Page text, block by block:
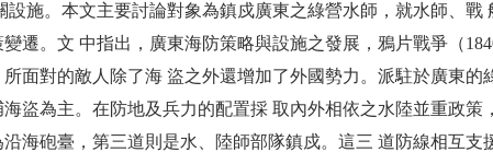
設施。本文主要討論對象為鎮戍廣東之綠營水師，就水師、
變遷。文 中指出，廣東海防策略與設施之發展，鴉片戰爭（
所面對的敵人除了海 盜之外還增加了外國勢力。派駐於廣東
海盜為主。在防地及兵力的配置採 取內外相依之水陸並重政
沿海砲臺，第三道則是水、陸師部隊鎮戍。這三 道防線相互支